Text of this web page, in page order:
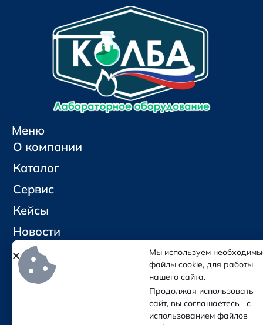
Меню
О компании
Каталог
Сервис
Кейсы
Новости
Контакты
Социальные сети и контакты
Мы используем
файлы cookie, для работы
нашего сайта.
Продолжая использовать
сайт, вы соглашаетесь с
использованием файлов